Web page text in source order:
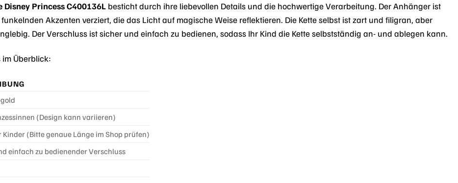
Disney Princess C400136L besticht durch ihre liebevollen Details und die hochwertige Verarbeitung. Der Anhänger ist
Akzenten verziert, die das Licht auf magische Weise reflektieren. Die Kette selbst ist zart und filigran, aber
Der Verschluss ist sicher und einfach zu bedienen, sodass Ihr Kind die Kette selbstständig an- und ablegen kann.
im Überblick:
(Design kann variieren)
Kinder (Bitte genaue Länge im Shop prüfen)
einfach zu bedienender Verschluss